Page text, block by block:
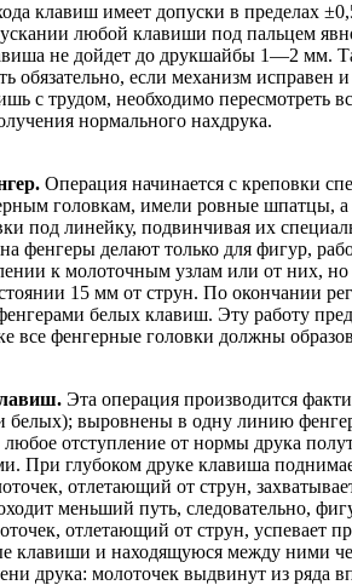
клавиш имеет допуски в пределах
любой клавиши под пальцем
не дойдет до друкшайбы 1—2 мм.
обязательно, если механизм
с трудом, необходимо пересмотреть
нормального нахдрука.
Операция начинается с креповки
головкам, имели ровные шпатцы,
под линейку, подвинчивая их
на фенгеры делают только для фигур,
к молоточным узлам или от них,
15 мм от струн. По окончании
белых клавиш. Эту работу
все фенгерные головки должны
Эта операция производится
белых); выровнены в одну линию
отступление от нормы друка
При глубоком друке клавиша
отлетающий от струн,
меньший путь, следовательно,
отлетающий от струн, успевает
клавиши и находящуюся между ними
друка: молоточек выдвинут из